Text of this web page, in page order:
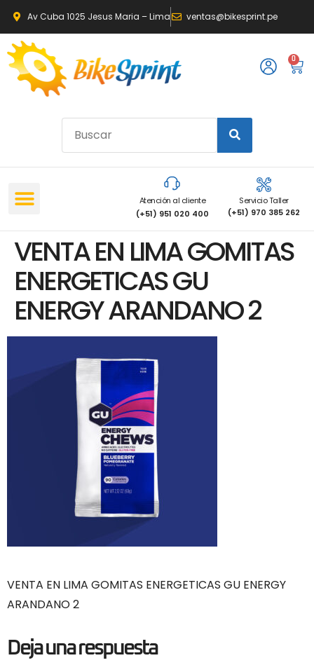
Av Cuba 1025 Jesus Maria – Lima ventas@bikesprint.pe
0
Atención al cliente
(+51) 951 020 400
Servicio Taller
(+51) 970 385 262
VENTA EN LIMA GOMITAS
ENERGETICAS GU
ENERGY ARANDANO 2
VENTA EN LIMA GOMITAS ENERGETICAS GU ENERGY
ARANDANO 2
Deja una respuesta